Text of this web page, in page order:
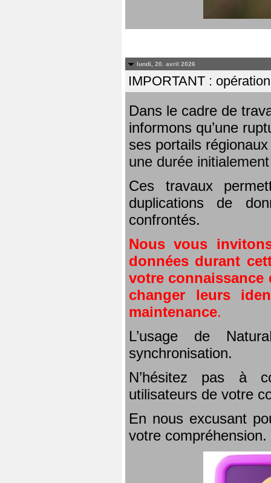
lundi, 20. avril 2026
IMPORTANT :
Dans le cadre de
informons qu’une
ses portails
une durée
Ces travaux
duplications de
confrontés.
Nous vous
données durant
votre connaissance
changer leurs
maintenance.
L’usage de
synchronisation.
N’hésitez pas à
utilisateurs de votre
En nous excusant
votre compréhension.